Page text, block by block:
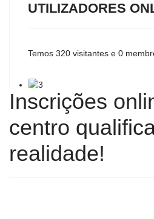
UTILIZADORES
Temos 320 visitantes e 0
Inscrições
centro
realidade!